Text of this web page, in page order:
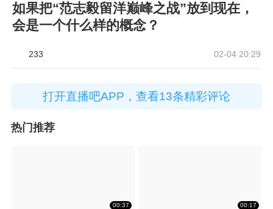
如果把“范志毅留洋巅峰之战”放到现在，
会是一个什么样的概念？
233 02-04 20:29
打开直播吧APP，查看13条精彩评论
热门推荐
00:37 00:17